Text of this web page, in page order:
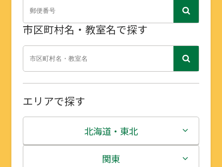
市区町村名・教室名で探す
エリアで探す
北海道・東北
北海道
関東